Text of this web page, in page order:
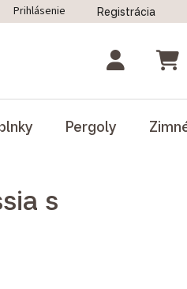
od zmluvy
Prihlásenie Registrácia
Pergoly
s